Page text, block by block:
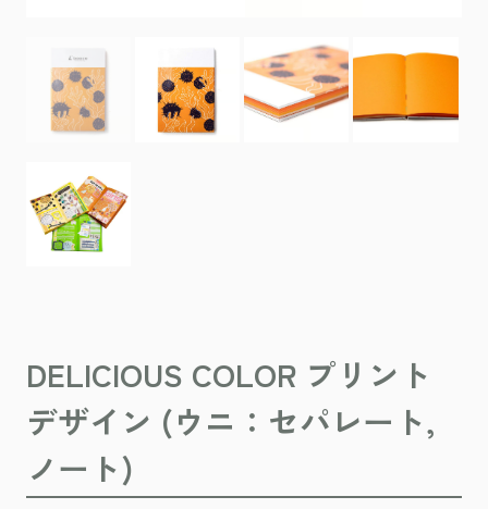
DELICIOUS COLOR プリント
デザイン (ウニ：セパレート,
ノート)